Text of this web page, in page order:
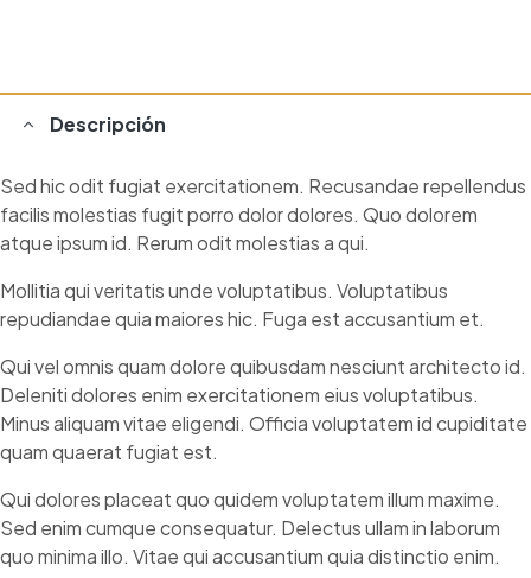
Descripción
Sed hic odit fugiat exercitationem. Recusandae repellendus
facilis molestias fugit porro dolor dolores. Quo dolorem
atque ipsum id. Rerum odit molestias a qui.
Mollitia qui veritatis unde voluptatibus. Voluptatibus
repudiandae quia maiores hic. Fuga est accusantium et.
Qui vel omnis quam dolore quibusdam nesciunt architecto id.
Deleniti dolores enim exercitationem eius voluptatibus.
Minus aliquam vitae eligendi. Officia voluptatem id cupiditate
quam quaerat fugiat est.
Qui dolores placeat quo quidem voluptatem illum maxime.
Sed enim cumque consequatur. Delectus ullam in laborum
quo minima illo. Vitae qui accusantium quia distinctio enim.